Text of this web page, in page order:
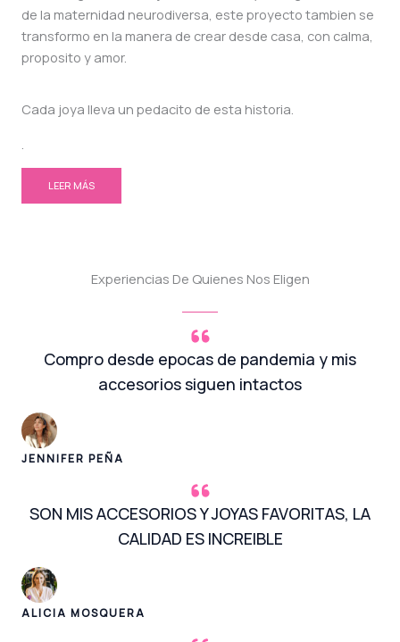
de la maternidad neurodiversa, este proyecto tambien se
transformo en la manera de crear desde casa, con calma,
proposito y amor.
Cada joya lleva un pedacito de esta historia.
.
LEER MÁS
Experiencias De Quienes Nos Eligen
Compro desde epocas de pandemia y mis
accesorios siguen intactos
JENNIFER PEÑA
SON MIS ACCESORIOS Y JOYAS FAVORITAS, LA
CALIDAD ES INCREIBLE
ALICIA MOSQUERA